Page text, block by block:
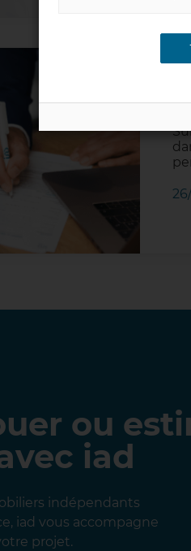
ou
iad
indépendants
iad vous accompagne
projet.